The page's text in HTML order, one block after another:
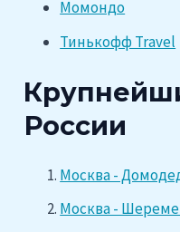
Момондо
Тинькофф Travel
России
Москва -
Москва -